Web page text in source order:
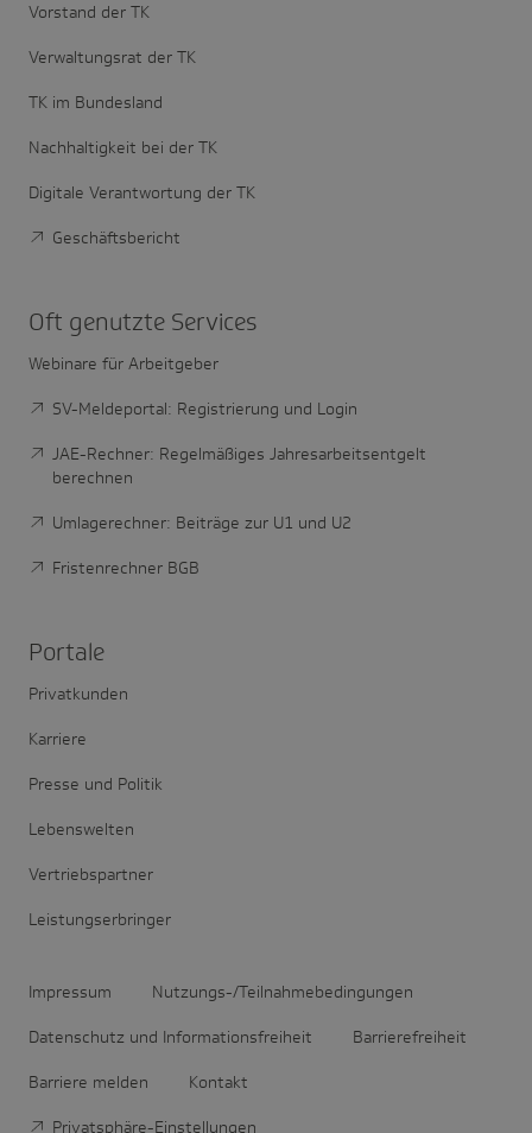
Vorstand der TK
Verwaltungsrat der TK
TK im Bundesland
Nachhaltigkeit bei der TK
Digitale Verantwortung der TK
Geschäftsbericht
Oft genutzte Services
Webinare für Arbeitgeber
SV-Meldeportal: Registrierung und Login
JAE-Rechner: Regelmäßiges Jahresarbeitsentgelt
berechnen
Umlagerechner: Beiträge zur U1 und U2
Fristenrechner BGB
Portale
Privatkunden
Karriere
Presse und Politik
Lebenswelten
Vertriebspartner
Leistungserbringer
Impressum Nutzungs-/Teilnahmebedingungen
Datenschutz und Informationsfreiheit Barrierefreiheit
Barriere melden Kontakt
Privatsphäre-Einstellungen